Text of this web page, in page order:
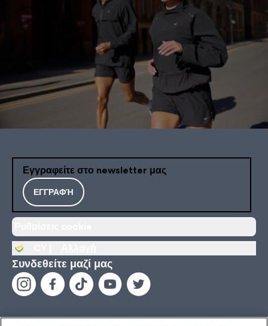
Εγγραφείτε στο newsletter μας
ΕΓΓΡΑΦΉ
Συνδεθείτε μαζί μας